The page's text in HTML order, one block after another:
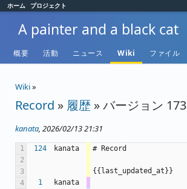
ホーム プロジェクト
A painter and a black cat
概要 活動 ニュース Wiki ファイル
Wiki»
Record » 履歴 » バージョン 173
kanata, 2026/02/13 21:31
1 124 kanata
# Record
2
3
{{last_updated_at}}
4
1
kanata